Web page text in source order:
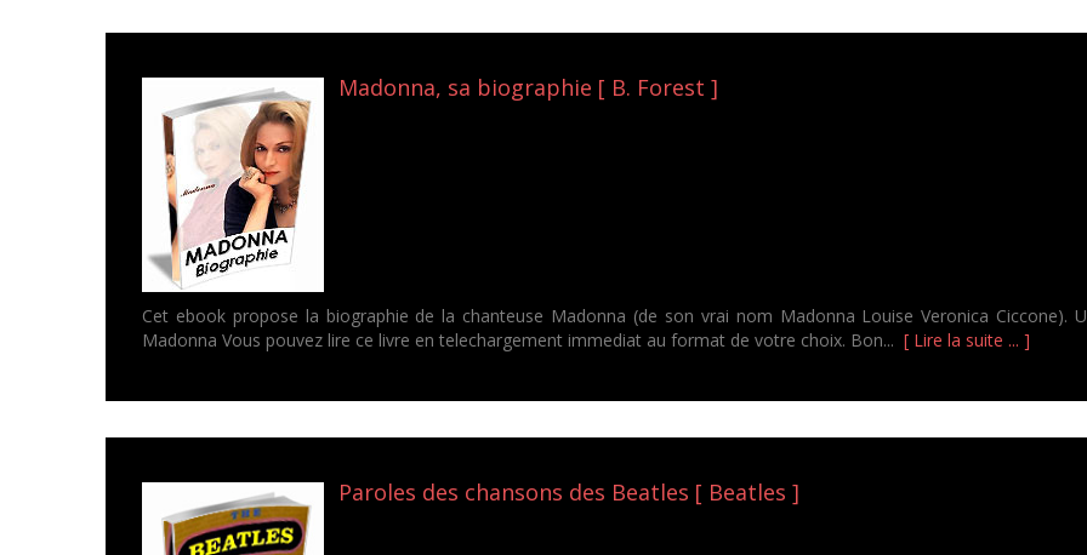
Madonna, sa biographie [ B. Forest ]
Cet ebook propose la biographie de la chanteuse Madonna (de son vrai nom Madonna Louise Veronica
Madonna Vous pouvez lire ce livre en telechargement immediat au format de votre choix. Bon... [ Lire la suite ... ]
Paroles des chansons des Beatles [ Beatles ]